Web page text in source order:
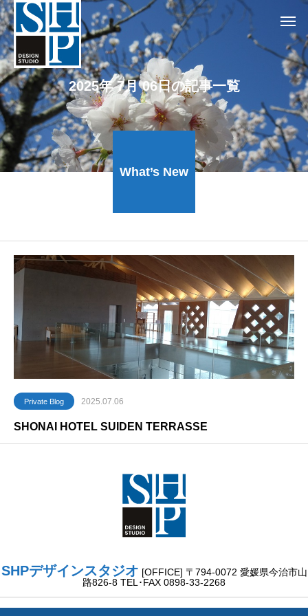
2025年 7月 06日の記事一覧
What’s New
Private Blog 2025.07.06
SHONAI HOTEL SUIDEN TERRASSE
SHPデザインスタジオ [OFFICE] 〒794-0072 愛媛県今治市山
路826-8 TEL･FAX 0898-33-2268